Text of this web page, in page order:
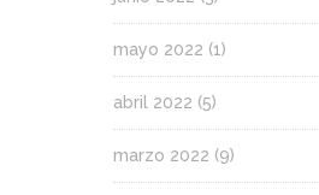
mayo 2022 (1)
abril 2022 (5)
marzo 2022 (9)